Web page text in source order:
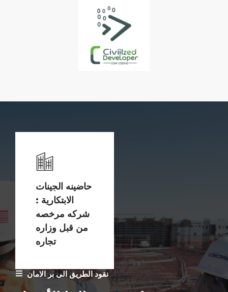
نقود الطريق الى بر الامان
حاضينه الجينات
الابتكارية :
شركه مرخصه
من قبل وزاره
تجاره